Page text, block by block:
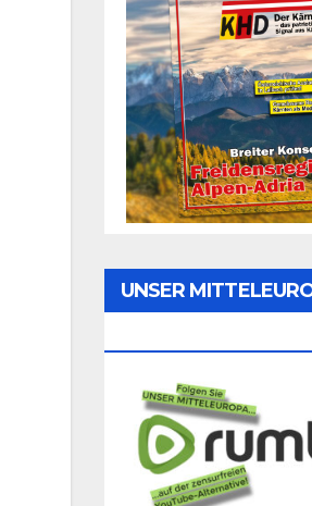
UNSER